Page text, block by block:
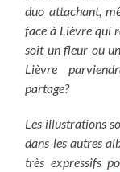
duo attachant,
face à Lièvre qui
soit un fleur ou
Lièvre
partage?
Les illustrations
dans les autres
très expressifs